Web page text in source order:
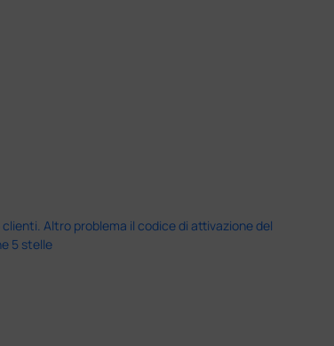
Altro problema il codice di attivazione del
5 stelle